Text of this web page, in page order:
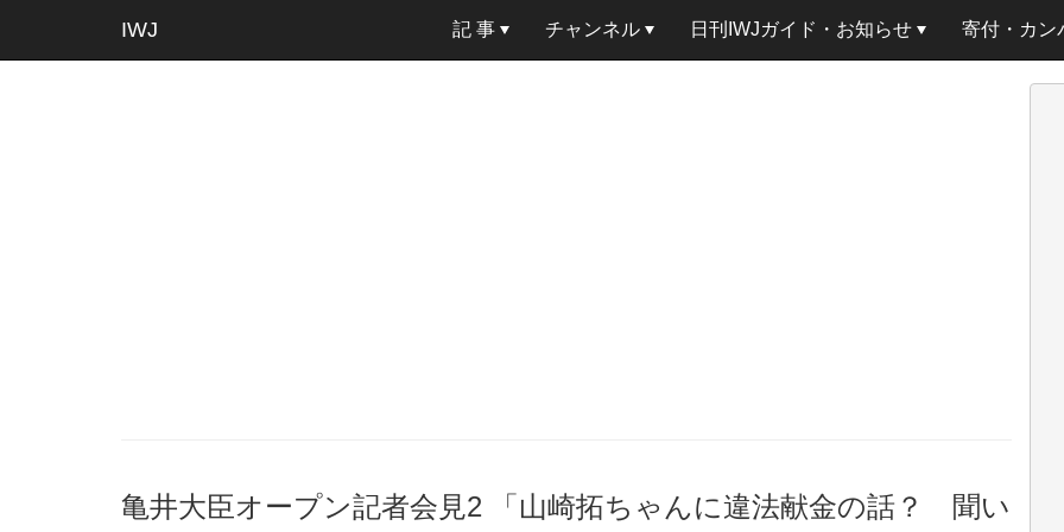
IWJ 記 事 チャンネル 日刊IWJガイド・お知らせ 寄付・カン
亀井大臣オープン記者会見2 「山崎拓ちゃんに違法献金の話？ 聞い